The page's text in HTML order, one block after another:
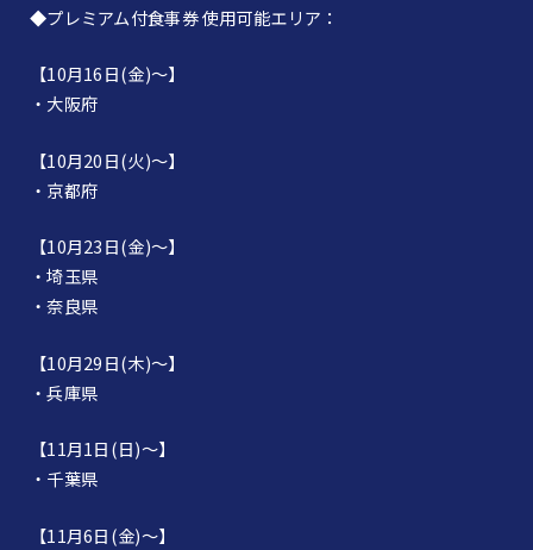
◆プレミアム付食事券 使用可能エリア：
【10月16日(金)～】
・大阪府
【10月20日(火)～】
・京都府
【10月23日(金)～】
・埼玉県
・奈良県
【10月29日(木)～】
・兵庫県
【11月1日(日)～】
・千葉県
【11月6日(金)～】